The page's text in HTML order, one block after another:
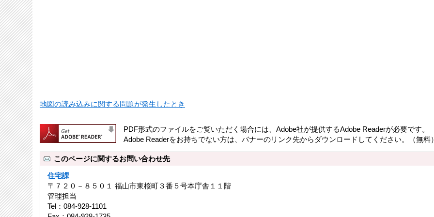
地図の読み込みに関する問題が発生したとき
PDF形式のファイルをご覧いただく場合には、Adobe社が提供するAdobe Readerが必要です。
Adobe Readerをお持ちでない方は、バナーのリンク先からダウンロードしてください。（無料
このページに関するお問い合わせ先
住宅課
〒７２０－８５０１ 福山市東桜町３番５号本庁舎１１階
管理担当
Tel：084-928-1101